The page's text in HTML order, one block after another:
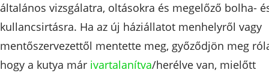
általános vizsgálatra, oltásokra és megelőző bolha-
kullancsirtásra. Ha az új háziállatot menhelyről vagy
mentőszervezettől mentette meg, győződjön meg
hogy a kutya már ivartalanítva/herélve van, mielőtt